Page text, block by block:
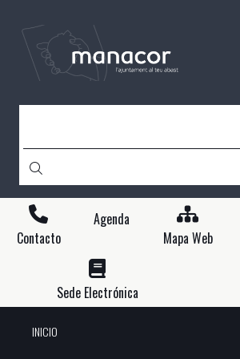
contenido
principal
Contacto
Agenda
Mapa Web
Sede Electrónica
INICIO